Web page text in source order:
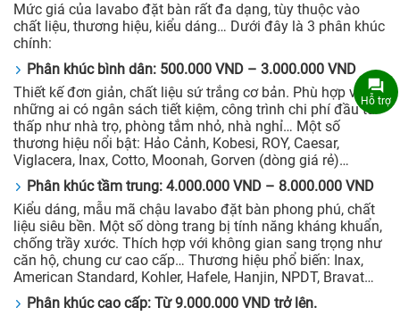
Mức giá của lavabo đặt bàn rất đa dạng, tùy thuộc vào
chất liệu, thương hiệu, kiểu dáng… Dưới đây là 3 phân khúc
chính:
Phân khúc bình dân: 500.000 VND – 3.000.000 VND
Thiết kế đơn giản, chất liệu sứ trắng cơ bản. Phù hợp với
những ai có ngân sách tiết kiệm, công trình chi phí đầu tư
thấp như nhà trọ, phòng tắm nhỏ, nhà nghỉ… Một số
thương hiệu nổi bật: Hảo Cảnh, Kobesi, ROY, Caesar,
Viglacera, Inax, Cotto, Moonah, Gorven (dòng giá rẻ)…
Phân khúc tầm trung: 4.000.000 VND – 8.000.000 VND
Kiểu dáng, mẫu mã chậu lavabo đặt bàn phong phú, chất
liệu siêu bền. Một số dòng trang bị tính năng kháng khuẩn,
chống trầy xước. Thích hợp với không gian sang trọng như
căn hộ, chung cư cao cấp… Thương hiệu phổ biến: Inax,
American Standard, Kohler, Hafele, Hanjin, NPDT, Bravat…
Phân khúc cao cấp: Từ 9.000.000 VND trở lên.
Hỗ trợ